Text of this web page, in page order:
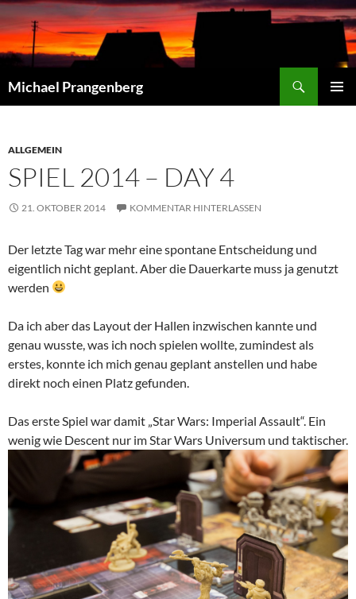
Zum
Inhalt
springen
Michael Prangenberg
ALLGEMEIN
SPIEL 2014 – DAY 4
21. OKTOBER 2014 KOMMENTAR HINTERLASSEN
Der letzte Tag war mehr eine spontane Entscheidung und
eigentlich nicht geplant. Aber die Dauerkarte muss ja genutzt
werden
Da ich aber das Layout der Hallen inzwischen kannte und
genau wusste, was ich noch spielen wollte, zumindest als
erstes, konnte ich mich genau geplant anstellen und habe
direkt noch einen Platz gefunden.
Das erste Spiel war damit „Star Wars: Imperial Assault“. Ein
wenig wie Descent nur im Star Wars Universum und taktischer.